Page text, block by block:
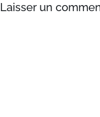
Laisser un